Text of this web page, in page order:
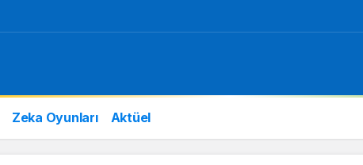
Zeka Oyunları Aktüel